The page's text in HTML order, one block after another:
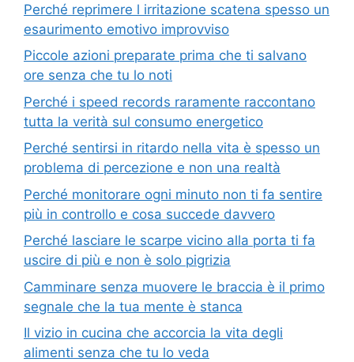
Perché reprimere l irritazione scatena spesso un
esaurimento emotivo improvviso
Piccole azioni preparate prima che ti salvano
ore senza che tu lo noti
Perché i speed records raramente raccontano
tutta la verità sul consumo energetico
Perché sentirsi in ritardo nella vita è spesso un
problema di percezione e non una realtà
Perché monitorare ogni minuto non ti fa sentire
più in controllo e cosa succede davvero
Perché lasciare le scarpe vicino alla porta ti fa
uscire di più e non è solo pigrizia
Camminare senza muovere le braccia è il primo
segnale che la tua mente è stanca
Il vizio in cucina che accorcia la vita degli
alimenti senza che tu lo veda